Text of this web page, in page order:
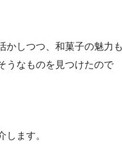
かしつつ、和菓子の魅力
うなものを見つけたので
します。